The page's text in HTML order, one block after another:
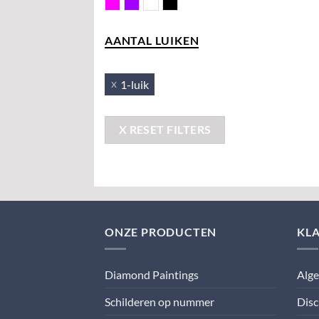
AANTAL LUIKEN
1-luik
X RESET FILTERS
ONZE PRODUCTEN
Diamond Paintings
Schilderen op nummer